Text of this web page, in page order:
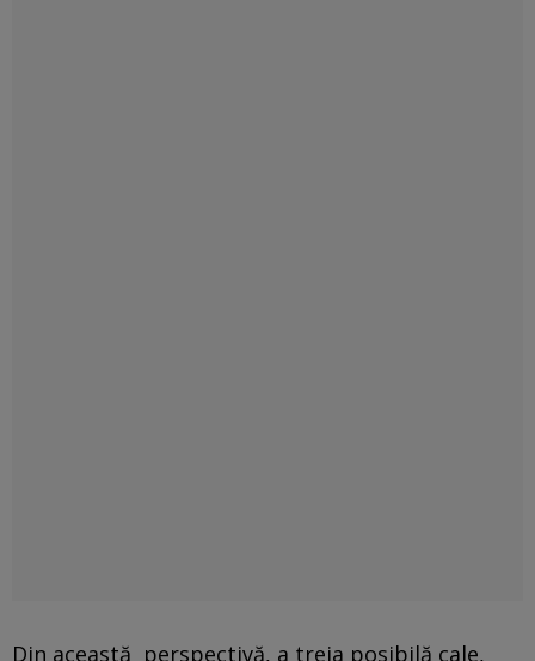
Din această perspectivă, a treia posibilă cale,